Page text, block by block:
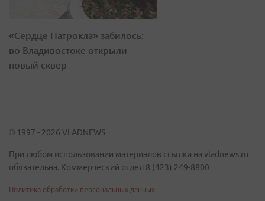
«Сердце Патрокла» забилось:
во Владивостоке открыли
новый сквер
© 1997 - 2026 VLADNEWS
При любом использовании материалов ссылка на vladnews.ru
обязательна. Коммерческий отдел 8 (423) 249-8800
Политика обработки персональных данных